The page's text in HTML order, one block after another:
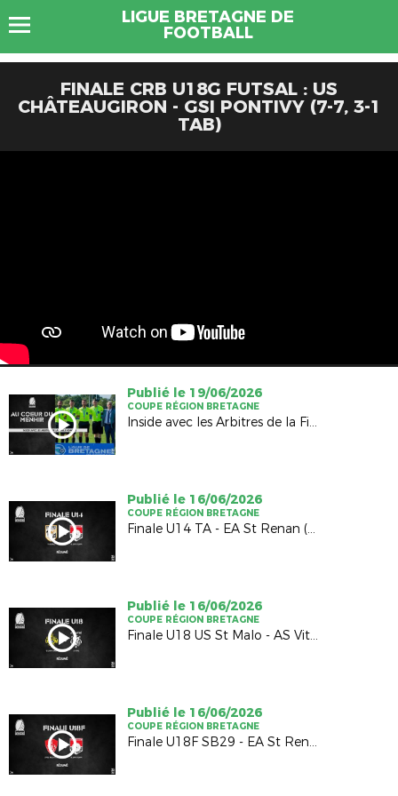
LIGUE BRETAGNE DE
FOOTBALL
FINALE CRB U18G FUTSAL : US
CHÂTEAUGIRON - GSI PONTIVY (7-7, 3-1
TAB)
Publié le 19/06/2026
COUPE RÉGION BRETAGNE
Inside avec les Arbitres de la Finale Hommes
Publié le 16/06/2026
COUPE RÉGION BRETAGNE
Finale U14 TA - EA St Renan (1-1; 4-5 TAB)
Publié le 16/06/2026
COUPE RÉGION BRETAGNE
Finale U18 US St Malo - AS Vitré (2-2; 4-5 TAB)
Publié le 16/06/2026
COUPE RÉGION BRETAGNE
Finale U18F SB29 - EA St Renan (1-0)